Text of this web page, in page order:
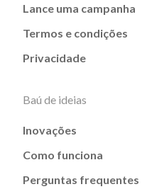
Lance uma campanha
Termos e condições
Privacidade
Baú de ideias
Inovações
Como funciona
Perguntas frequentes